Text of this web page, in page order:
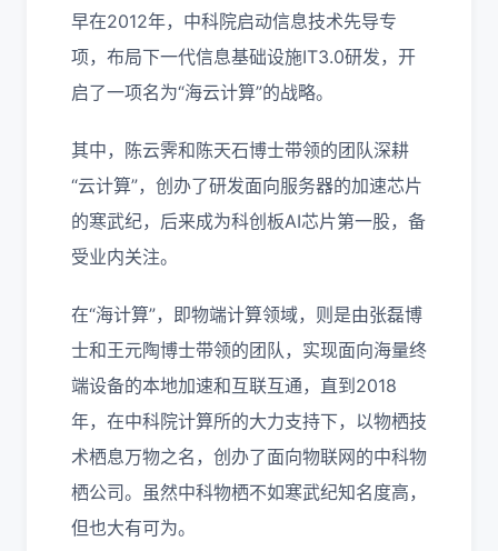
早在2012年，中科院启动信息技术先导专
项，布局下一代信息基础设施IT3.0研发，开
启了一项名为“海云计算”的战略。
其中，陈云霁和陈天石博士带领的团队深耕
“云计算”，创办了研发面向服务器的加速芯片
的寒武纪，后来成为科创板AI芯片第一股，备
受业内关注。
在“海计算”，即物端计算领域，则是由张磊博
士和王元陶博士带领的团队，实现面向海量终
端设备的本地加速和互联互通，直到2018
年，在中科院计算所的大力支持下，以物栖技
术栖息万物之名，创办了面向物联网的中科物
栖公司。虽然中科物栖不如寒武纪知名度高，
但也大有可为。